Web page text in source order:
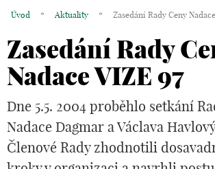
GALERIE
KONTAKTY
OBCHOD
KOŠÍK
EN
Úvod * Aktuality * Zasedání Rady Ceny
Zasedání Rady
Nadace VIZE 97
Dne 5.5. 2004 proběhlo setkání
Nadace Dagmar a Václava
Členové Rady zhodnotili